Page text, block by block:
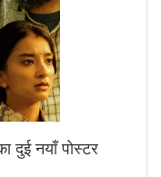
दुई नयाँ पोस्टर